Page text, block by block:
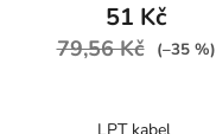
51 Kč
79,56 Kč (–35 %)